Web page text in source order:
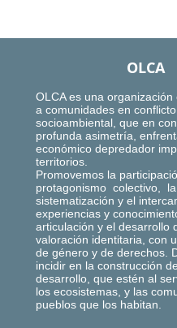
OLCA
OLCA es una
a comunidades en conflicto
socioambiental, que en
profunda asimetría,
económico depredador
territorios.
Promovemos la
protagonismo colectivo, la
sistematización y el
experiencias y
articulación y el desarrollo
valoración identitaria, con
de género y de derechos.
incidir en la construcción
desarrollo, que estén al
los ecosistemas, y las
pueblos que los habitan.